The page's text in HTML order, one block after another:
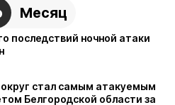
Месяц
последствий ночной атаки
стал самым атакуемым
Белгородской области за